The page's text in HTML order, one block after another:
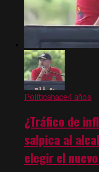
Políticahace4 años
¿Tráfico de
salpica al
elegir el